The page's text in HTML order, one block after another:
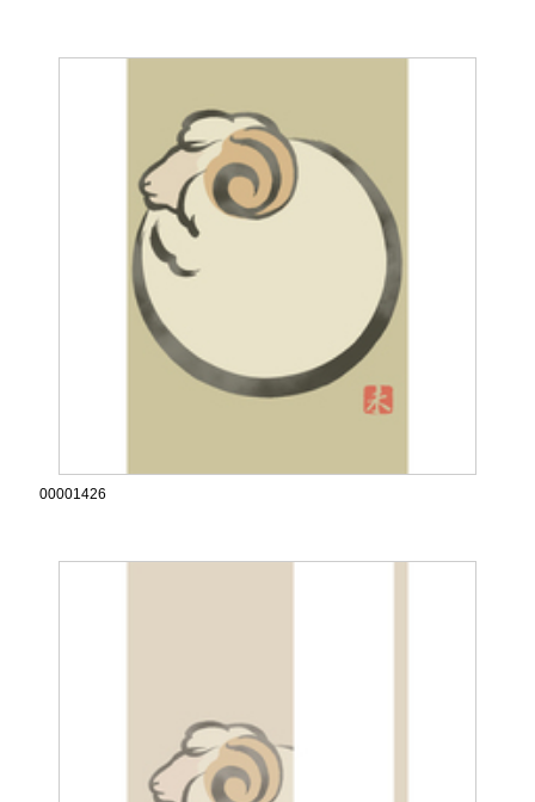
00001426